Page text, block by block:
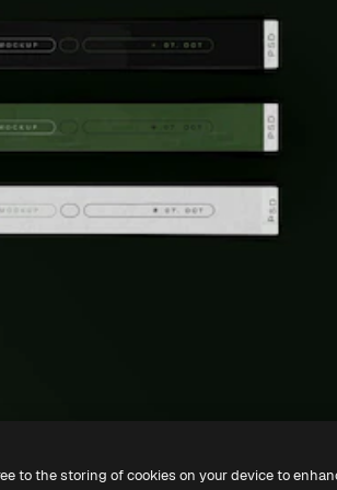
to the storing of cookies on your device to